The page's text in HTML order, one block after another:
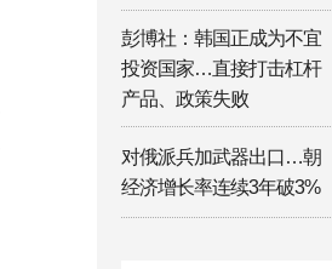
彭博社：韩国正成为不宜
投资国家…直接打击杠杆
产品、政策失败
对俄派兵加武器出口…朝
经济增长率连续3年破3%